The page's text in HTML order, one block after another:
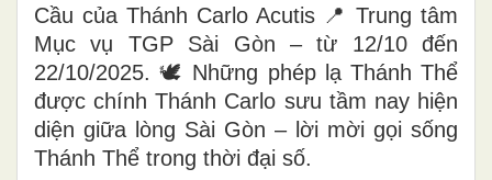
Cầu của Thánh Carlo Acutis 📍 Trung tâm
Mục vụ TGP Sài Gòn – từ 12/10 đến
22/10/2025. 🕊️ Những phép lạ Thánh Thể
được chính Thánh Carlo sưu tầm nay hiện
diện giữa lòng Sài Gòn – lời mời gọi sống
Thánh Thể trong thời đại số.